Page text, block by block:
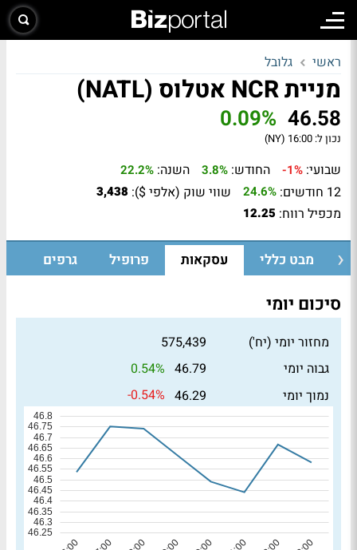
ראשי גלובל
מניית NCR אטלוס (NATL)
46.58
0.09%
נכון ל: 16:00 (NY)
שבועי: -1% החודש: 3.8% השנה: 22.2%
12 חודשים: 24.6% שווי שוק (אלפי $): 3,438
מכפיל רווח: 12.25
מבט כללי עסקאות פרופיל גרפים
סיכום יומי
מחזור יומי (יח')
575,439
גבוה יומי
46.79
0.54%
נמוך יומי
46.29
-0.54%